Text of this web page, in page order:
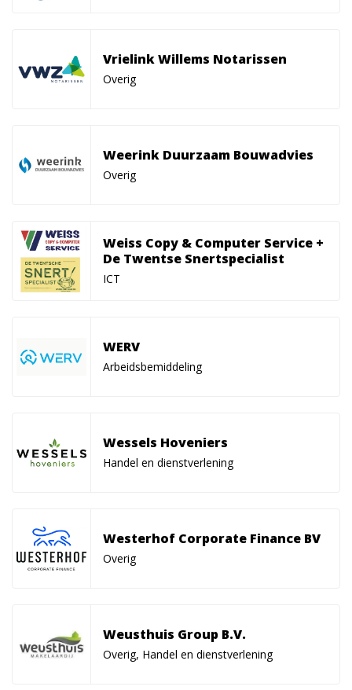
Vrielink Willems Notarissen
Overig
Weerink Duurzaam Bouwadvies
Overig
Weiss Copy & Computer Service +
De Twentse Snertspecialist
ICT
WERV
Arbeidsbemiddeling
Wessels Hoveniers
Handel en dienstverlening
Westerhof Corporate Finance BV
Overig
Weusthuis Group B.V.
Overig, Handel en dienstverlening